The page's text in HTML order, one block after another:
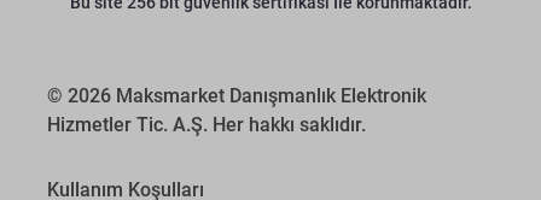
© 2026 Maksmarket Danışmanlık Elektronik
Hizmetler Tic. A.Ş. Her hakkı saklıdır.
Kullanım Koşulları